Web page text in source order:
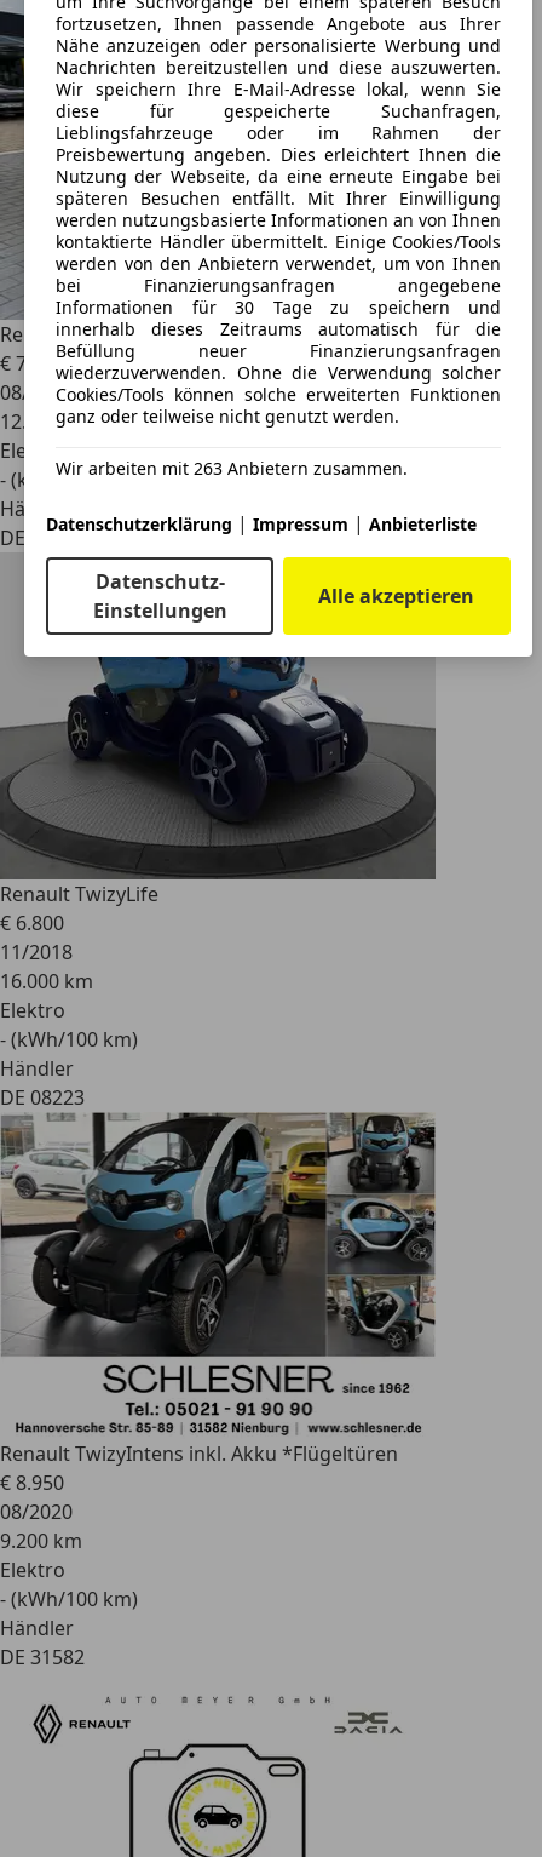
fortzusetzen, Ihnen passende Angebote aus Ihrer
Nähe anzuzeigen oder personalisierte Werbung und
Nachrichten bereitzustellen und diese auszuwerten.
Wir speichern Ihre E-Mail-Adresse lokal, wenn Sie
diese für gespeicherte Suchanfragen,
Lieblingsfahrzeuge oder im Rahmen der
Preisbewertung angeben. Dies erleichtert Ihnen die
Nutzung der Webseite, da eine erneute Eingabe bei
späteren Besuchen entfällt. Mit Ihrer Einwilligung
werden nutzungsbasierte Informationen an von Ihnen
kontaktierte Händler übermittelt. Einige Cookies/Tools
werden von den Anbietern verwendet, um von Ihnen
bei Finanzierungsanfragen angegebene
Informationen für 30 Tage zu speichern und
innerhalb dieses Zeitraums automatisch für die
Befüllung neuer Finanzierungsanfragen
wiederzuverwenden. Ohne die Verwendung solcher
Cookies/Tools können solche erweiterten Funktionen
ganz oder teilweise nicht genutzt werden.
Wir arbeiten mit 263 Anbietern zusammen.
Datenschutzerklärung | Impressum | Anbieterliste
Datenschutz-
Einstellungen
Alle akzeptieren
Renault TwizyIntens
€ 7.990
08/2021
12.118 km
Elektro
- (kWh/100 km)
Händler
DE 58640
Renault TwizyLife
€ 6.800
11/2018
16.000 km
Elektro
- (kWh/100 km)
Händler
DE 08223
Renault TwizyIntens inkl. Akku *Flügeltüren
€ 8.950
08/2020
9.200 km
Elektro
- (kWh/100 km)
Händler
DE 31582